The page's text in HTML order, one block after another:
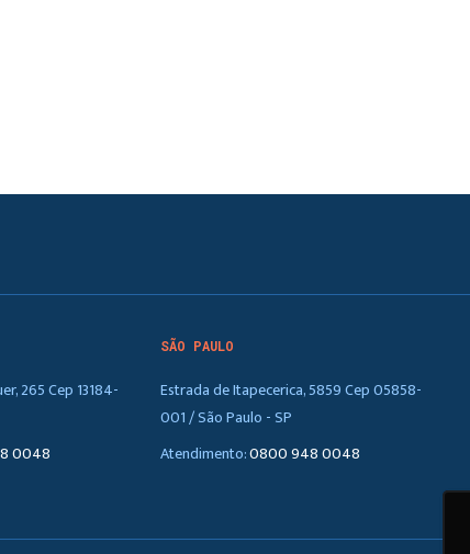
265 Cep 13184-
0048
SÃO PAULO
Estrada de Itapecerica, 5859 Cep 05858-
001 / São Paulo - SP
Atendimento:0800 948 0048